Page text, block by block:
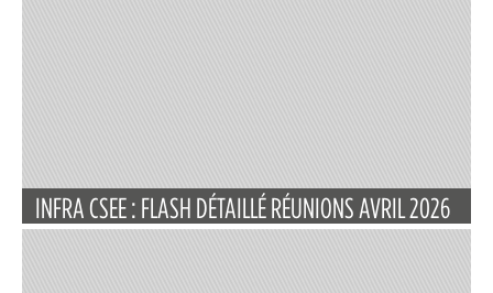
INFRA CSEE : FLASH DÉTAILLÉ RÉUNIONS AVRIL 2026